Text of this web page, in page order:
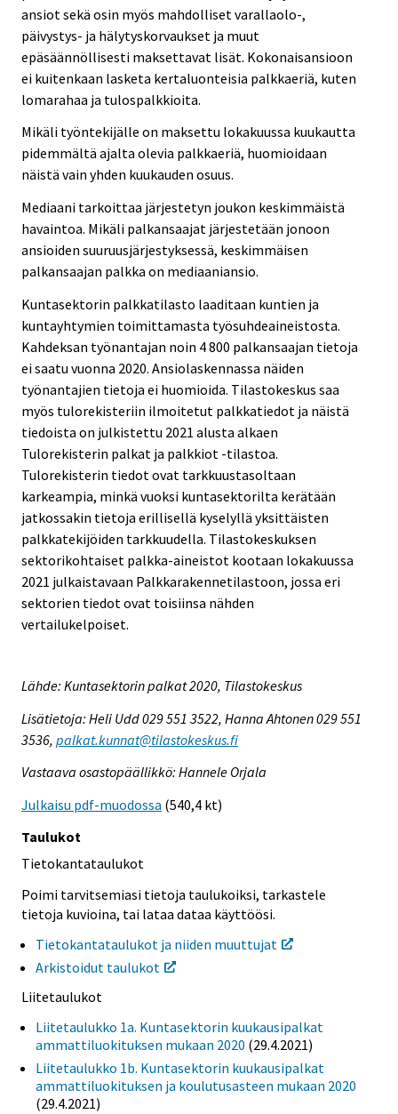
ansiot sekä osin myös mahdolliset varallaolo-,
päivystys- ja hälytyskorvaukset ja muut
epäsäännöllisesti maksettavat lisät. Kokonaisansioon
ei kuitenkaan lasketa kertaluonteisia palkkaeriä, kuten
lomarahaa ja tulospalkkioita.
Mikäli työntekijälle on maksettu lokakuussa kuukautta
pidemmältä ajalta olevia palkkaeriä, huomioidaan
näistä vain yhden kuukauden osuus.
Mediaani tarkoittaa järjestetyn joukon keskimmäistä
havaintoa. Mikäli palkansaajat järjestetään jonoon
ansioiden suuruusjärjestyksessä, keskimmäisen
palkansaajan palkka on mediaaniansio.
Kuntasektorin palkkatilasto laaditaan kuntien ja
kuntayhtymien toimittamasta työsuhdeaineistosta.
Kahdeksan työnantajan noin 4 800 palkansaajan tietoja
ei saatu vuonna 2020. Ansiolaskennassa näiden
työnantajien tietoja ei huomioida. Tilastokeskus saa
myös tulorekisteriin ilmoitetut palkkatiedot ja näistä
tiedoista on julkistettu 2021 alusta alkaen
Tulorekisterin palkat ja palkkiot -tilastoa.
Tulorekisterin tiedot ovat tarkkuustasoltaan
karkeampia, minkä vuoksi kuntasektorilta kerätään
jatkossakin tietoja erillisellä kyselyllä yksittäisten
palkkatekijöiden tarkkuudella. Tilastokeskuksen
sektorikohtaiset palkka-aineistot kootaan lokakuussa
2021 julkaistavaan Palkkarakennetilastoon, jossa eri
sektorien tiedot ovat toisiinsa nähden
vertailukelpoiset.
Lähde: Kuntasektorin palkat 2020, Tilastokeskus
Lisätietoja: Heli Udd 029 551 3522, Hanna Ahtonen 029 551
3536, palkat.kunnat@tilastokeskus.fi
Vastaava osastopäällikkö: Hannele Orjala
Julkaisu pdf-muodossa (540,4 kt)
Taulukot
Tietokantataulukot
Poimi tarvitsemiasi tietoja taulukoiksi, tarkastele
tietoja kuvioina, tai lataa dataa käyttöösi.
Tietokantataulukot ja niiden muuttujat
Arkistoidut taulukot
Liitetaulukot
Liitetaulukko 1a. Kuntasektorin kuukausipalkat
ammattiluokituksen mukaan 2020 (29.4.2021)
Liitetaulukko 1b. Kuntasektorin kuukausipalkat
ammattiluokituksen ja koulutusasteen mukaan 2020
(29.4.2021)